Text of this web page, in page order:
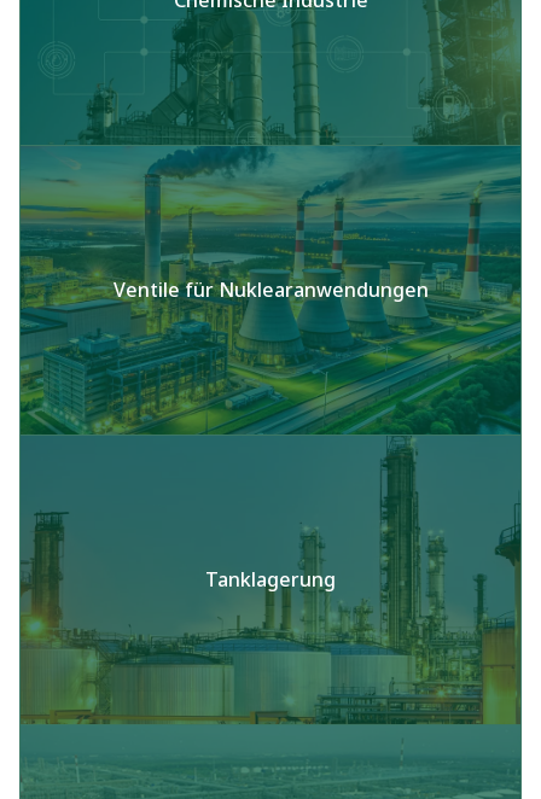
Ventile für Nuklearanwendungen
Tanklagerung